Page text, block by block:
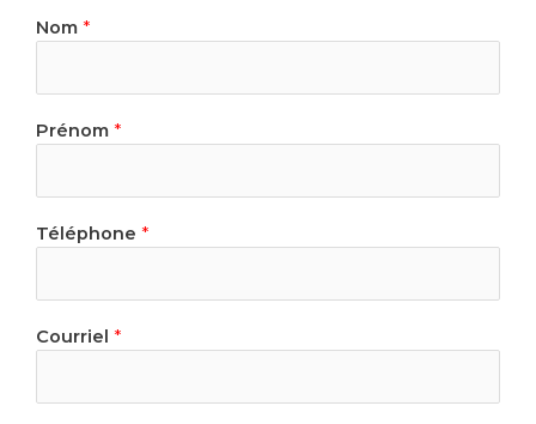
Nom *
Prénom *
Téléphone *
Courriel *